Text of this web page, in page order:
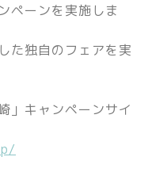
ペーンを実施しま
た独自のフェアを実
」キャンペーンサイ